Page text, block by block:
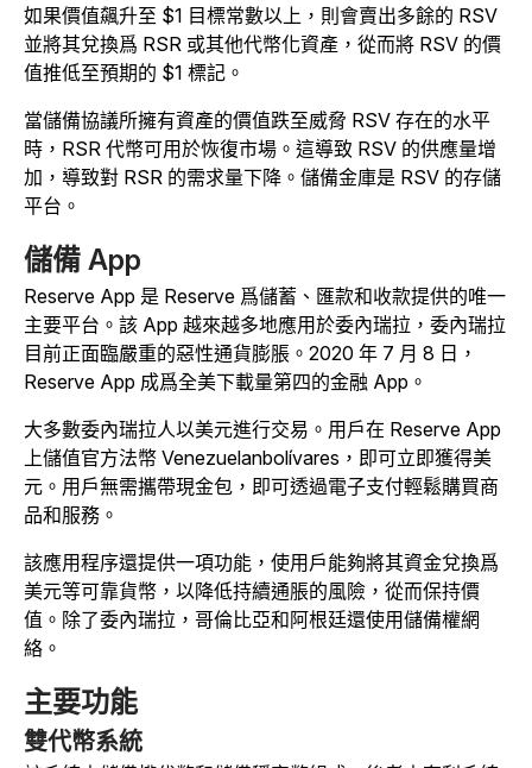
如果價值飆升至 $1 目標常數以上，則會賣出多餘的 RSV
並將其兌換爲 RSR 或其他代幣化資產，從而將 RSV 的價
值推低至預期的 $1 標記。
當儲備協議所擁有資產的價值跌至威脅 RSV 存在的水平
時，RSR 代幣可用於恢復市場。這導致 RSV 的供應量增
加，導致對 RSR 的需求量下降。儲備金庫是 RSV 的存儲
平台。
儲備 App
Reserve App 是 Reserve 爲儲蓄、匯款和收款提供的唯一
主要平台。該 App 越來越多地應用於委內瑞拉，委內瑞拉
目前正面臨嚴重的惡性通貨膨脹。2020 年 7 月 8 日，
Reserve App 成爲全美下載量第四的金融 App。
大多數委內瑞拉人以美元進行交易。用戶在 Reserve App
上儲值官方法幣 Venezuelanbolívares ，即可立即獲得美
元。用戶無需攜帶現金包，即可透過電子支付輕鬆購買商
品和服務。
該應用程序還提供一項功能，使用戶能夠將其資金兌換爲
美元等可靠貨幣，以降低持續通脹的風險，從而保持價
值。除了委內瑞拉，哥倫比亞和阿根廷還使用儲備權網
絡。
主要功能
雙代幣系統